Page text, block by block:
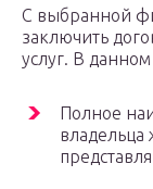
С выбранной
заключить
услуг. В
Полное
владельца